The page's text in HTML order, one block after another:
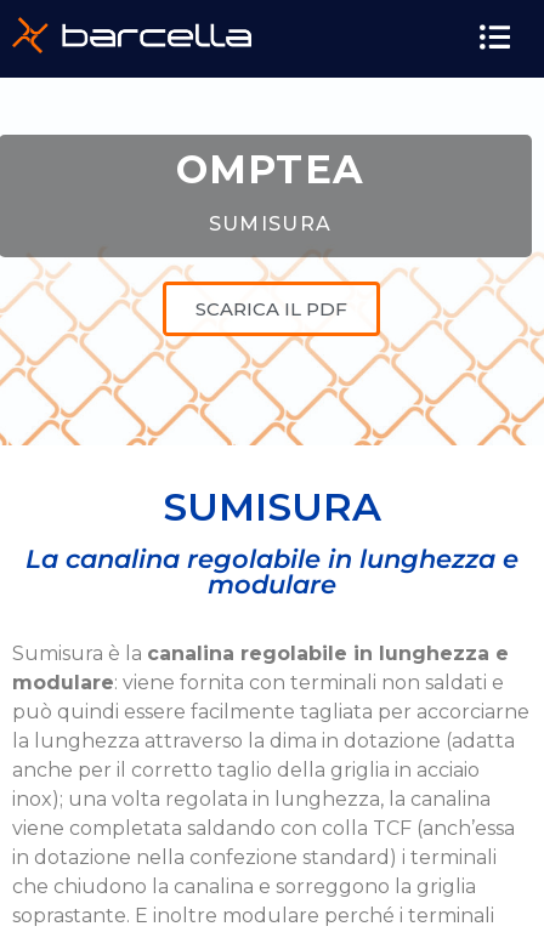
OMPTEA
SUMISURA
SCARICA IL PDF
SUMISURA
La canalina regolabile in lunghezza e
modulare
Sumisura è la canalina regolabile in lunghezza e
modulare: viene fornita con terminali non saldati e
può quindi essere facilmente tagliata per accorciarne
la lunghezza attraverso la dima in dotazione (adatta
anche per il corretto taglio della griglia in acciaio
inox); una volta regolata in lunghezza, la canalina
viene completata saldando con colla TCF (anch’essa
in dotazione nella confezione standard) i terminali
che chiudono la canalina e sorreggono la griglia
soprastante. E inoltre modulare perché i terminali